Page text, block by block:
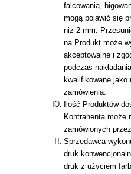
falcowania,
mogą pojawić się
niż 2 mm.
na Produkt może
akceptowalne i
podczas
kwalifikowane jako
zamówienia.
Ilość Produktów
Kontrahenta może
zamówionych
Sprzedawca
druk
druk z użyciem